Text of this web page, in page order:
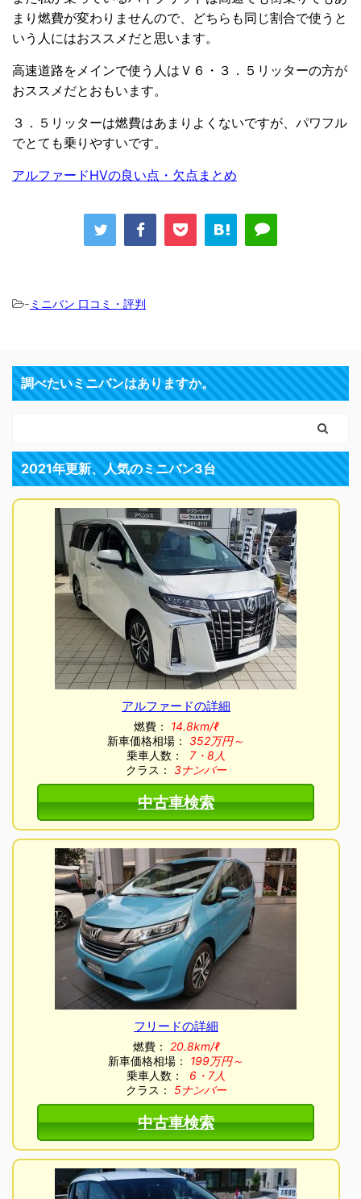
まり燃費が変わりませんので、どちらも同じ割合で使うと
いう人にはおススメだと思います。
高速道路をメインで使う人はＶ６・３．５リッターの方が
おススメだとおもいます。
３．５リッターは燃費はあまりよくないですが、パワフル
でとても乗りやすいです。
アルファードHVの良い点・欠点まとめ
- ミニバン 口コミ・評判
調べたいミニバンはありますか。
2021年更新、人気のミニバン3台
アルファードの詳細
燃費： 14.8km/ℓ
新車価格相場： 352万円～
乗車人数： 7・8人
クラス： 3ナンバー
中古車検索
フリードの詳細
燃費： 20.8km/ℓ
新車価格相場： 199万円～
乗車人数： 6・7人
クラス： 5ナンバー
中古車検索